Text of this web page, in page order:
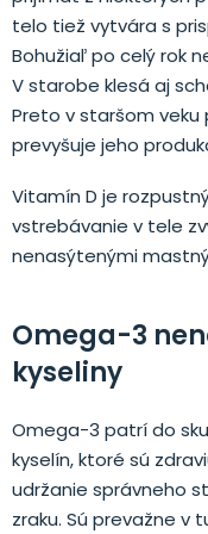
telo tiež vytvára s
Bohužiaľ po celý rok
V starobe klesá aj
Preto v staršom
prevyšuje jeho
Vitamín D je
vstrebávanie v tele
nenasýtenými
Omega-3
kyseliny
Omega-3 patrí do
kyselín, ktoré sú
udržanie správneho
zraku. Sú prevažne v